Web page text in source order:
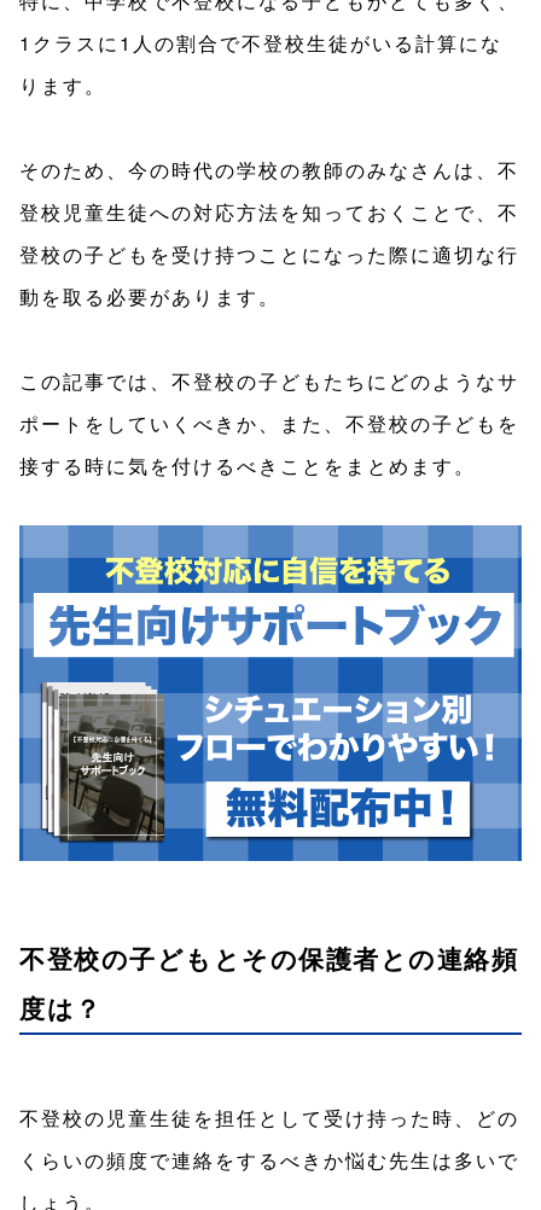
1クラスに1人の割合で不登校生徒がいる計算にな
ります。
そのため、今の時代の学校の教師のみなさんは、不
登校児童生徒への対応方法を知っておくことで、不
登校の子どもを受け持つことになった際に適切な行
動を取る必要があります。
この記事では、不登校の子どもたちにどのようなサ
ポートをしていくべきか、また、不登校の子どもを
接する時に気を付けるべきことをまとめます。
不登校の子どもとその保護者との連絡頻
度は？
不登校の児童生徒を担任として受け持った時、どの
くらいの頻度で連絡をするべきか悩む先生は多いで
しょう。